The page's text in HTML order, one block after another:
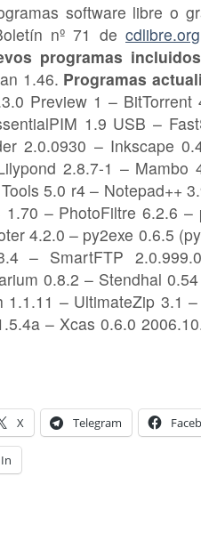
software libre o
nº 71 de cdlibre.org
programas incluidos
1.46. Programas
Preview 1 –
1.9 USB –
2.0.0930 – Inkscape
2.8.7-1 – Mambo
5.0 r4 – Notepad++
– PhotoFiltre 6.2.6 –
4.2.0 – py2exe 0.6.5
– SmartFTP
0.8.2 – Stendhal
1.1.11 – UltimateZip 3.1
– Xcas 0.6.0
X Telegram